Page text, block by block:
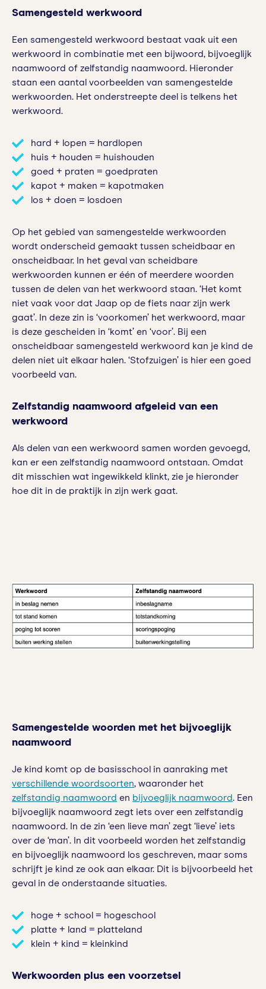
Samengesteld werkwoord
Een samengesteld werkwoord bestaat vaak uit een
werkwoord in combinatie met een bijwoord, bijvoeglijk
naamwoord of zelfstandig naamwoord. Hieronder
staan een aantal voorbeelden van samengestelde
werkwoorden. Het onderstreepte deel is telkens het
werkwoord.
hard + lopen = hardlopen
huis + houden = huishouden
goed + praten = goedpraten
kapot + maken = kapotmaken
los + doen = losdoen
Op het gebied van samengestelde werkwoorden
wordt onderscheid gemaakt tussen scheidbaar en
onscheidbaar. In het geval van scheidbare
werkwoorden kunnen er één of meerdere woorden
tussen de delen van het werkwoord staan. ‘Het komt
niet vaak voor dat Jaap op de fiets naar zijn werk
gaat’. In deze zin is ‘voorkomen’ het werkwoord, maar
is deze gescheiden in ‘komt’ en ‘voor’. Bij een
onscheidbaar samengesteld werkwoord kan je kind de
delen niet uit elkaar halen. ‘Stofzuigen’ is hier een goed
voorbeeld van.
Zelfstandig naamwoord afgeleid van een
werkwoord
Als delen van een werkwoord samen worden gevoegd,
kan er een zelfstandig naamwoord ontstaan. Omdat
dit misschien wat ingewikkeld klinkt, zie je hieronder
hoe dit in de praktijk in zijn werk gaat.
Samengestelde woorden met het bijvoeglijk
naamwoord
Je kind komt op de basisschool in aanraking met
verschillende woordsoorten, waaronder het
zelfstandig naamwoord en bijvoeglijk naamwoord. Een
bijvoeglijk naamwoord zegt iets over een zelfstandig
naamwoord. In de zin ‘een lieve man’ zegt ‘lieve’ iets
over de ‘man’. In dit voorbeeld worden het zelfstandig
en bijvoeglijk naamwoord los geschreven, maar soms
schrijft je kind ze ook aan elkaar. Dit is bijvoorbeeld het
geval in de onderstaande situaties.
hoge + school = hogeschool
platte + land = platteland
klein + kind = kleinkind
Werkwoorden plus een voorzetsel